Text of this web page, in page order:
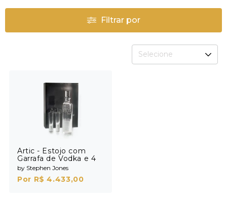
Filtrar por
Selecione
Artic - Estojo com
Garrafa de Vodka e 4
Shots
by Stephen Jones
Por R$ 4.433,00